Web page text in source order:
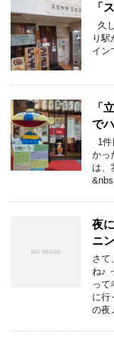
「
久
り
イン
「
で
1件
かっ
は、
夜
ニ
さて
ね♪
って
に行
の夜